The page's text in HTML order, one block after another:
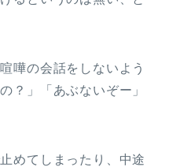
嘩の会話をしないよう
？」「あぶないぞー」
めてしまったり、中途